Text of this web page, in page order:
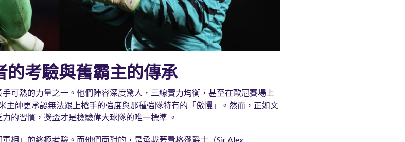
考驗與舊霸主的傳承
可熱的力量之一。他們陣容深度驚人，三線實力均衡，甚至在歐冠賽場上
主帥更承認無法跟上槍手的強度與那種強隊特有的「傲慢」。然而，正如文
的習慣，獎盃才是檢驗偉大球隊的唯一標準 。
軍相」的終極考驗。而他們面對的，是承載著費格遜爵士（Sir Alex